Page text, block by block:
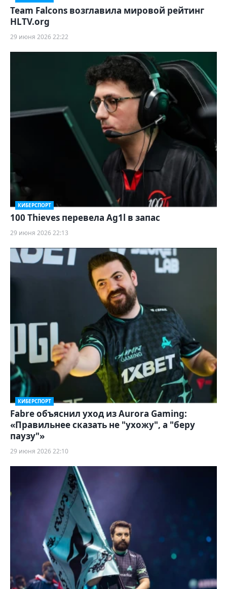
Team Falcons возглавила мировой рейтинг
HLTV.org
29 июня 2026 22:22
КИБЕРСПОРТ
100 Thieves перевела Ag1l в запас
29 июня 2026 22:13
КИБЕРСПОРТ
Fabre объяснил уход из Aurora Gaming:
«Правильнее сказать не "ухожу", а "беру
паузу"»
29 июня 2026 22:10